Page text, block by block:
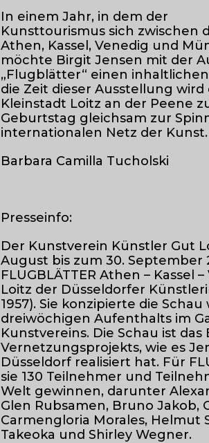
In einem Jahr, in dem der
Kunsttourismus sich zwischen
Athen, Kassel, Venedig und
möchte Birgit Jensen mit der
„Flugblätter“ einen
die Zeit dieser Ausstellung
Kleinstadt Loitz an der Peene
Geburtstag gleichsam zur
internationalen Netz der Kunst.
Barbara Camilla Tucholski
Presseinfo:
Der Kunstverein Künstler Gut
August bis zum 30. September
FLUGBLÄTTER Athen – Kassel
Loitz der Düsseldorfer
1957). Sie konzipierte die
dreiwöchigen Aufenthalts im
Kunstvereins. Die Schau ist das
Vernetzungsprojekts, wie es
Düsseldorf realisiert hat. Für
sie 130 Teilnehmer und
Welt gewinnen, darunter
Glen Rubsamen, Bruno Jakob,
Carmengloria Morales, Helmut
Takeoka und Shirley Wegner.